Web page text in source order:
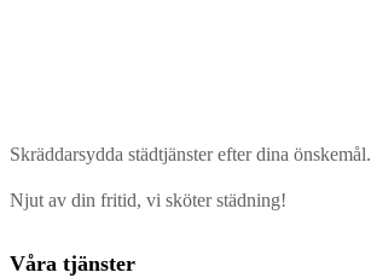
Skräddarsydda städtjänster efter dina önskemål.
Njut av din fritid, vi sköter städning!
Våra tjänster